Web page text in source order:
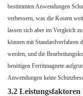
bestimmten Anwendungen
verbessern, was die Kosten
lassen sich aber im Vergleich
können mit Standardverfahren
werden, und die
benötigen Ferritmagnete
Anwendungen keine
3.2